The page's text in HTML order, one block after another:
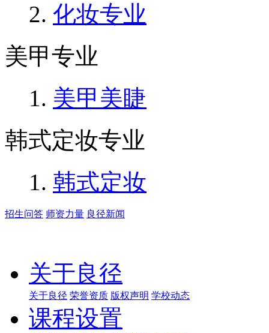
化妆专业
美甲专业
美甲美睫
韩式定妆专业
韩式定妆
招生问答 师资力量 良径新闻
关于良径
关于良径 荣誉资质 版权声明 学校动态
课程设置